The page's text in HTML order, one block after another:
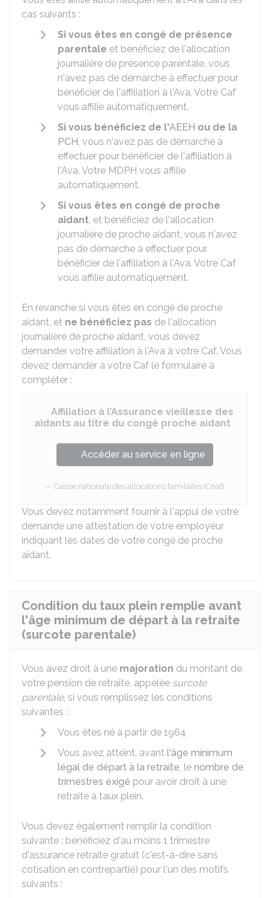
cas suivants :
Si vous êtes en congé de présence
parentale et bénéficiez de l'allocation
journalière de présence parentale, vous
n'avez pas de démarche à effectuer pour
bénéficier de l'affiliation à l'Ava. Votre Caf
vous affilie automatiquement.
Si vous bénéficiez de l'AEEH ou de la
PCH, vous n'avez pas de démarche à
effectuer pour bénéficier de l'affiliation à
l'Ava. Votre MDPH vous affilie
automatiquement.
Si vous êtes en congé de proche
aidant, et bénéficiez de l'allocation
journalière de proche aidant, vous n'avez
pas de démarche à effectuer pour
bénéficier de l'affiliation à l'Ava. Votre Caf
vous affilie automatiquement.
En revanche si vous êtes en congé de proche
aidant, et ne bénéficiez pas de l'allocation
journalière de proche aidant, vous devez
demander votre affiliation à l'Ava à votre Caf. Vous
devez demander à votre Caf le formulaire à
compléter :
Affiliation à l’Assurance vieillesse des
aidants au titre du congé proche aidant
Accéder au service en ligne
Caisse nationale des allocations familiales (Cnaf)
Vous devez notamment fournir à l'appui de votre
demande une attestation de votre employeur
indiquant les dates de votre congé de proche
aidant.
Condition du taux plein remplie avant
l'âge minimum de départ à la retraite
(surcote parentale)
Vous avez droit à une majoration du montant de
votre pension de retraite, appelée surcote
parentale, si vous remplissez les conditions
suivantes :
Vous êtes né à partir de 1964
Vous avez atteint, avant l'âge minimum
légal de départ à la retraite, le nombre de
trimestres exigé pour avoir droit à une
retraite à taux plein.
Vous devez également remplir la condition
suivante : bénéficiez d'au moins 1 trimestre
d'assurance retraite gratuit (c'est-à-dire sans
cotisation en contrepartie) pour l'un des motifs
suivants :